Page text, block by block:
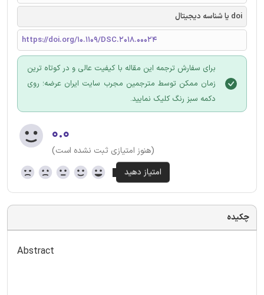
doi یا شناسه دیجیتال
https://doi.org/10.1109/DSC.2018.00024
برای سفارش ترجمه این مقاله با کیفیت عالی و در کوتاه ترین
زمان ممکن توسط مترجمین مجرب سایت ایران عرضه؛ روی
دکمه سبز رنگ کلیک نمایید.
۰.۰
(هنوز امتیازی ثبت نشده است)
چکیده
Abstract